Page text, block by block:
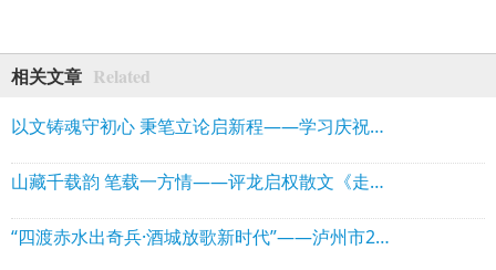
相关文章 Related
以文铸魂守初心 秉笔立论启新程——学习庆祝中国共产党成立105周年大会重要讲话感悟
山藏千载韵 笔载一方情——评龙启权散文《走进美丽自怀》
“四渡赤水出奇兵·酒城放歌新时代”——泸州市2026年“歌声中的酒城”合唱比赛圆满举办